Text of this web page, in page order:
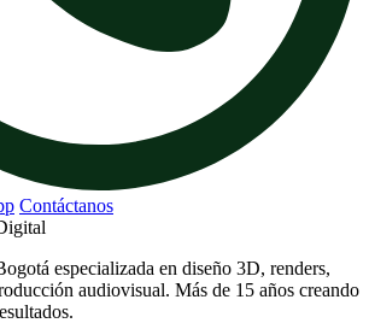
Contáctanos
especializada en diseño 3D, renders,
audiovisual. Más de 15 años creando